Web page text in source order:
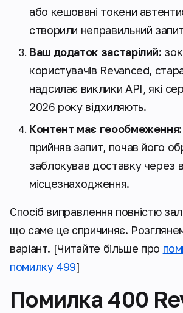
або кешовані токени
створили неправильний
Ваш додаток застарілий:
користувачів Revanced,
надсилає виклики API, які
2026 року відхиляють.
Контент має геообмеження
прийняв запит, почав його
заблокував доставку через
місцезнаходження.
Спосіб виправлення повністю
що саме це спричиняє.
варіант. [Читайте більше про
помилку 499]
Помилка 400